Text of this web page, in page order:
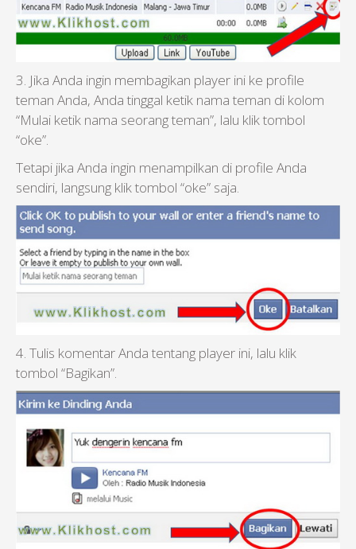
3. Jika Anda ingin membagikan player ini ke profile
teman Anda, Anda tinggal ketik nama teman di kolom
“Mulai ketik nama seorang teman”, lalu klik tombol
“oke”.
Tetapi jika Anda ingin menampilkan di profile Anda
sendiri, langsung klik tombol “oke” saja.
4. Tulis komentar Anda tentang player ini, lalu klik
tombol “Bagikan”.